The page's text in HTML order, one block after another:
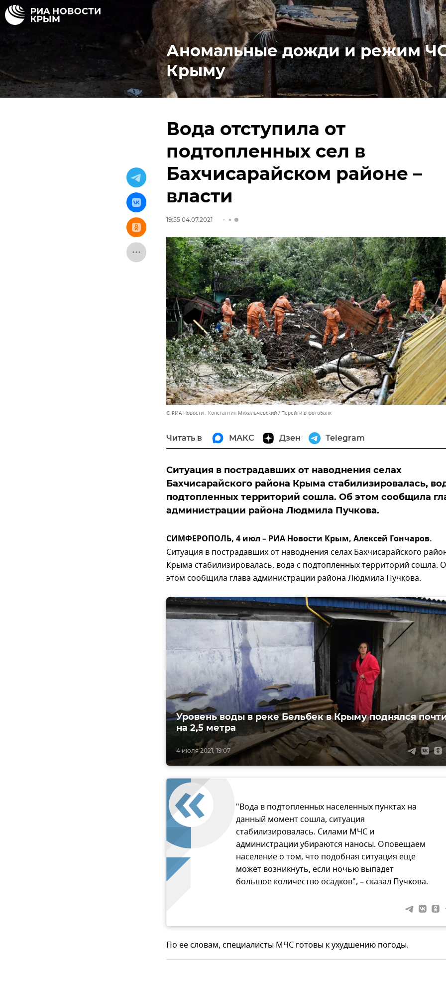
Аномальные дожди и режим
Крыму
Вода отступила от
подтопленных сел в
Бахчисарайском районе –
власти
19:55 04.07.2021
© РИА Новости . Константин Михальчевский Перейти в фотобанк
Читать в МАКС Дзен Telegram
Ситуация в пострадавших от наводнения селах
Бахчисарайского района Крыма стабилизировалась,
подтопленных территорий сошла. Об этом сообщила
администрации района Людмила Пучкова.
СИМФЕРОПОЛЬ, 4 июл – РИА Новости Крым, Алексей Гончаров.
Ситуация в пострадавших от наводнения селах Бахчисарайского
Крыма стабилизировалась, вода с подтопленных территорий сошла.
этом сообщила глава администрации района Людмила Пучкова.
4 июля 2021, 19:07
Уровень воды в реке Бельбек в Крыму поднялся
на 2,5 метра
"Вода в подтопленных населенных пунктах на
данный момент сошла, ситуация
стабилизировалась. Силами МЧС и
администрации убираются наносы. Оповещаем
население о том, что подобная ситуация еще
может возникнуть, если ночью выпадет
большое количество осадков", – сказал Пучкова.
По ее словам, специалисты МЧС готовы к ухудшению погоды.